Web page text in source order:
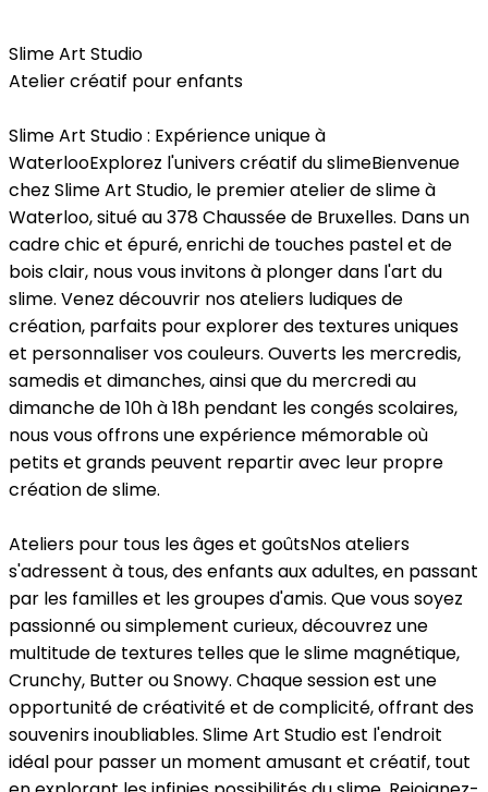
Slime Art Studio
Atelier créatif pour enfants
Slime Art Studio : Expérience unique à
WaterlooExplorez l'univers créatif du slimeBienvenue
chez Slime Art Studio, le premier atelier de slime à
Waterloo, situé au 378 Chaussée de Bruxelles. Dans un
cadre chic et épuré, enrichi de touches pastel et de
bois clair, nous vous invitons à plonger dans l'art du
slime. Venez découvrir nos ateliers ludiques de
création, parfaits pour explorer des textures uniques
et personnaliser vos couleurs. Ouverts les mercredis,
samedis et dimanches, ainsi que du mercredi au
dimanche de 10h à 18h pendant les congés scolaires,
nous vous offrons une expérience mémorable où
petits et grands peuvent repartir avec leur propre
création de slime.
Ateliers pour tous les âges et goûtsNos ateliers
s'adressent à tous, des enfants aux adultes, en passant
par les familles et les groupes d'amis. Que vous soyez
passionné ou simplement curieux, découvrez une
multitude de textures telles que le slime magnétique,
Crunchy, Butter ou Snowy. Chaque session est une
opportunité de créativité et de complicité, offrant des
souvenirs inoubliables. Slime Art Studio est l'endroit
idéal pour passer un moment amusant et créatif, tout